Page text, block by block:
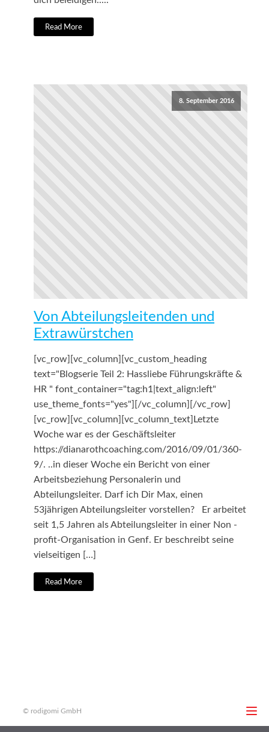
Read More
8. September 2016
Von Abteilungsleitenden und
Extrawürstchen
[vc_row][vc_column][vc_custom_heading
text="Blogserie Teil 2: Hassliebe Führungskräfte &
HR " font_container="tag:h1|text_align:left"
use_theme_fonts="yes"][/vc_column][/vc_row]
[vc_row][vc_column][vc_column_text]Letzte
Woche war es der Geschäftsleiter
https://dianarothcoaching.com/2016/09/01/360-
9/. ..in dieser Woche ein Bericht von einer
Arbeitsbeziehung Personalerin und
Abteilungsleiter. Darf ich Dir Max, einen
53jährigen Abteilungsleiter vorstellen? Er arbeitet
seit 1,5 Jahren als Abteilungsleiter in einer Non -
profit-Organisation in Genf. Er beschreibt seine
vielseitigen […]
Read More
© rodigomi GmbH